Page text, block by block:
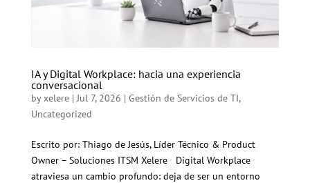
IA y Digital Workplace: hacia una experiencia
conversacional
by xelere| Jul 7, 2026 | Gestión de Servicios de TI,
Uncategorized
Escrito por: Thiago de Jesús, Líder Técnico & Product
Owner – Soluciones ITSM Xelere Digital Workplace
atraviesa un cambio profundo: deja de ser un entorno